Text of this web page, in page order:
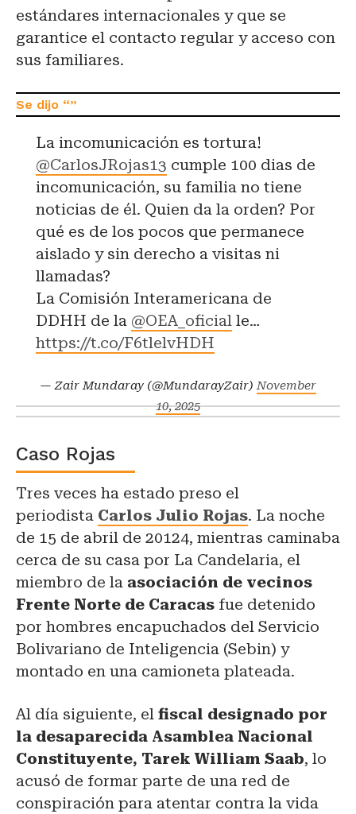
estándares internacionales y que se
garantice el contacto regular y acceso con
sus familiares.
La incomunicación es tortura!
@CarlosJRojas13 cumple 100 dias de
incomunicación, su familia no tiene
noticias de él. Quien da la orden? Por
qué es de los pocos que permanece
aislado y sin derecho a visitas ni
llamadas?
La Comisión Interamericana de
DDHH de la @OEA_oficial le…
https://t.co/F6tlelvHDH
— Zair Mundaray (@MundarayZair)November
10, 2025
Caso Rojas
Tres veces ha estado preso el
periodista Carlos Julio Rojas. La noche
de 15 de abril de 20124, mientras caminaba
cerca de su casa por La Candelaria, el
miembro de la asociación de vecinos
Frente Norte de Caracas fue detenido
por hombres encapuchados del Servicio
Bolivariano de Inteligencia (Sebin) y
montado en una camioneta plateada.
Al día siguiente, el fiscal designado por
la desaparecida Asamblea Nacional
Constituyente, Tarek William Saab, lo
acusó de formar parte de una red de
conspiración para atentar contra la vida